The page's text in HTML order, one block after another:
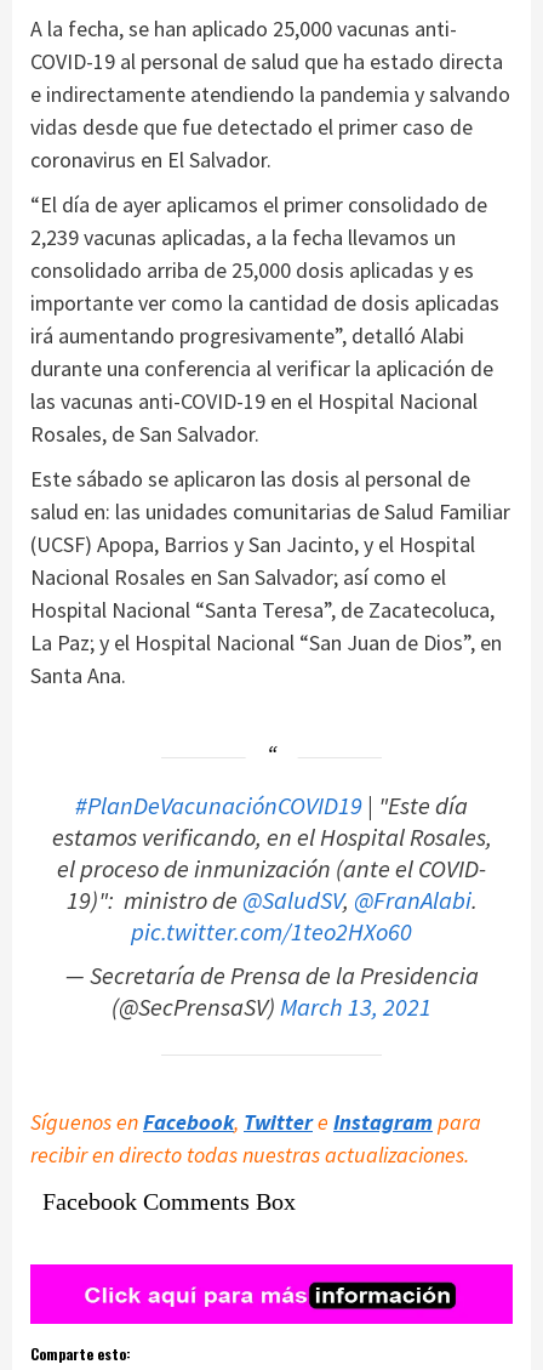
A la fecha, se han aplicado 25,000 vacunas anti-
COVID-19 al personal de salud que ha estado directa
e indirectamente atendiendo la pandemia y salvando
vidas desde que fue detectado el primer caso de
coronavirus en El Salvador.
“El día de ayer aplicamos el primer consolidado de
2,239 vacunas aplicadas, a la fecha llevamos un
consolidado arriba de 25,000 dosis aplicadas y es
importante ver como la cantidad de dosis aplicadas
irá aumentando progresivamente”, detalló Alabi
durante una conferencia al verificar la aplicación de
las vacunas anti-COVID-19 en el Hospital Nacional
Rosales, de San Salvador.
Este sábado se aplicaron las dosis al personal de
salud en: las unidades comunitarias de Salud Familiar
(UCSF) Apopa, Barrios y San Jacinto, y el Hospital
Nacional Rosales en San Salvador; así como el
Hospital Nacional “Santa Teresa”, de Zacatecoluca,
La Paz; y el Hospital Nacional “San Juan de Dios”, en
Santa Ana.
#PlanDeVacunaciónCOVID19 | "Este día
estamos verificando, en el Hospital Rosales,
el proceso de inmunización (ante el COVID-
19)": ministro de @SaludSV, @FranAlabi.
pic.twitter.com/1teo2HXo60
— Secretaría de Prensa de la Presidencia
(@SecPrensaSV)March 13, 2021
Síguenos enFacebook, Twittere Instagram para
recibir en directo todas nuestras actualizaciones.
Facebook Comments Box
Comparte esto: